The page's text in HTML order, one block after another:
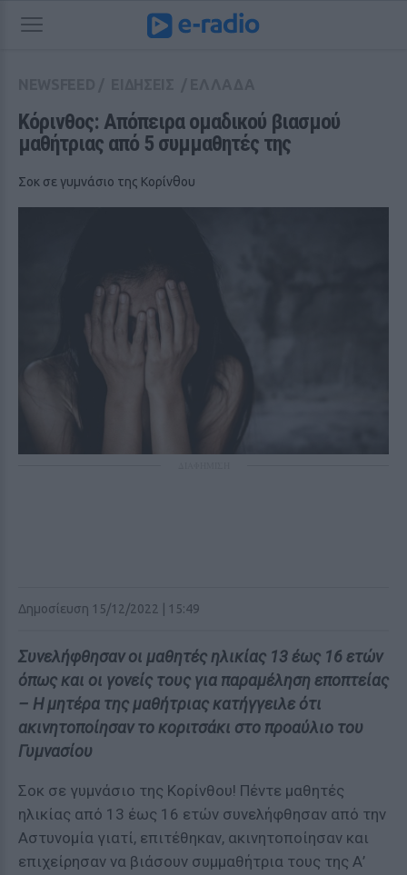
Κόρινθος: Απόπειρα ομαδικού βιασμού
μαθήτριας από 5 συμμαθητές της
Σοκ σε γυμνάσιο της Κορίνθου
Δημοσίευση 15/12/2022 | 15:49
Συνελήφθησαν οι μαθητές ηλικίας 13 έως 16 ετών
όπως και οι γονείς τους για παραμέληση εποπτείας
– Η μητέρα της μαθήτριας κατήγγειλε ότι
ακινητοποίησαν το κοριτσάκι στο προαύλιο του
Γυμνασίου
Σοκ σε γυμνάσιο της Κορίνθου! Πέντε μαθητές
ηλικίας από 13 έως 16 ετών συνελήφθησαν από την
Αστυνομία γιατί, επιτέθηκαν, ακινητοποίησαν και
επιχείρησαν να βιάσουν συμμαθήτρια τους της Α’